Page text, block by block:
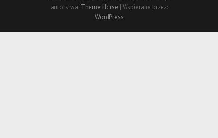
autorstwa: Theme Horse | Wspierane przez:
WordPress